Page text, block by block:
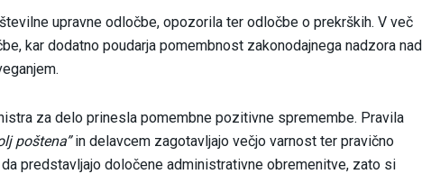
upravne odločbe, opozorila ter odločbe o prekrških. V več
kar dodatno poudarja pomembnost zakonodajnega nadzora nad
za delo prinesla pomembne pozitivne spremembe. Pravila
poštena”in delavcem zagotavljajo večjo varnost ter pravično
predstavljajo določene administrativne obremenitve, zato si